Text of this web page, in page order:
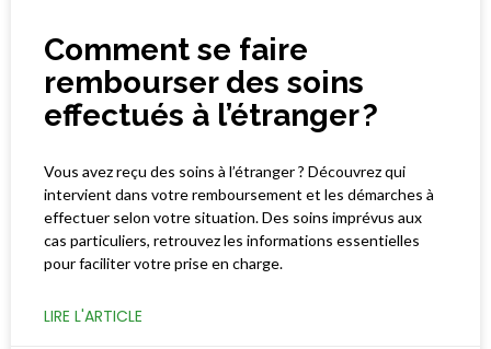
Comment se faire
rembourser des soins
effectués à l’étranger ?
Vous avez reçu des soins à l’étranger ? Découvrez qui
intervient dans votre remboursement et les démarches à
effectuer selon votre situation. Des soins imprévus aux
cas particuliers, retrouvez les informations essentielles
pour faciliter votre prise en charge.
LIRE L'ARTICLE